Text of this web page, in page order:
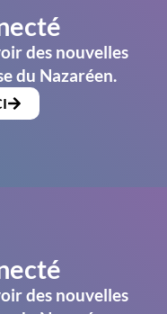
des nouvelles
du Nazaréen.
des nouvelles